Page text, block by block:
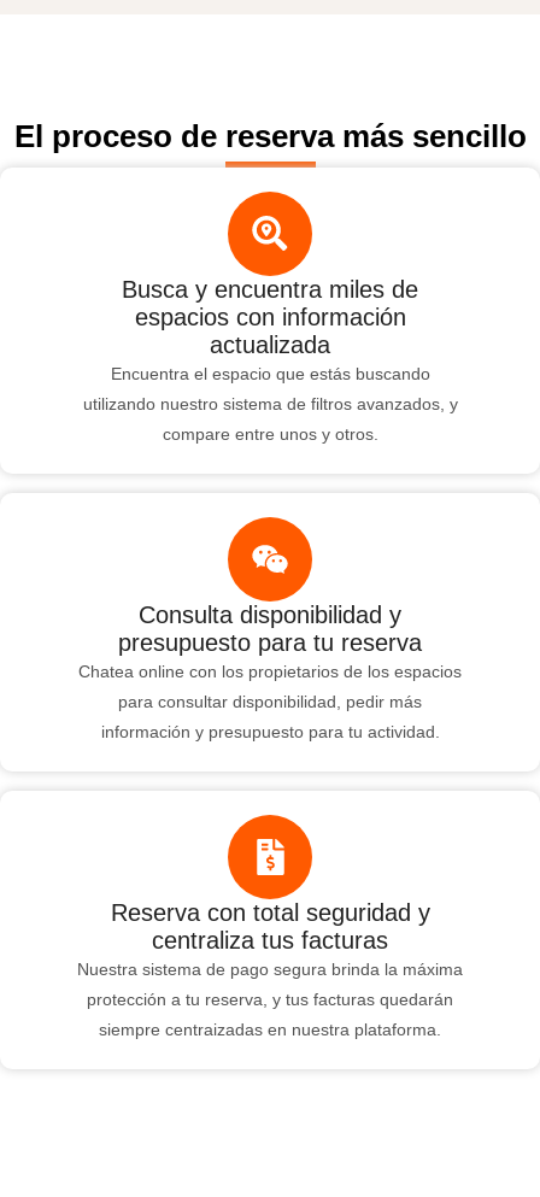
El proceso de reserva más sencillo
Busca y encuentra miles de
espacios con información
actualizada
Encuentra el espacio que estás buscando
utilizando nuestro sistema de filtros avanzados, y
compare entre unos y otros.
Consulta disponibilidad y
presupuesto para tu reserva
Chatea online con los propietarios de los espacios
para consultar disponibilidad, pedir más
información y presupuesto para tu actividad.
Reserva con total seguridad y
centraliza tus facturas
Nuestra sistema de pago segura brinda la máxima
protección a tu reserva, y tus facturas quedarán
siempre centraizadas en nuestra plataforma.